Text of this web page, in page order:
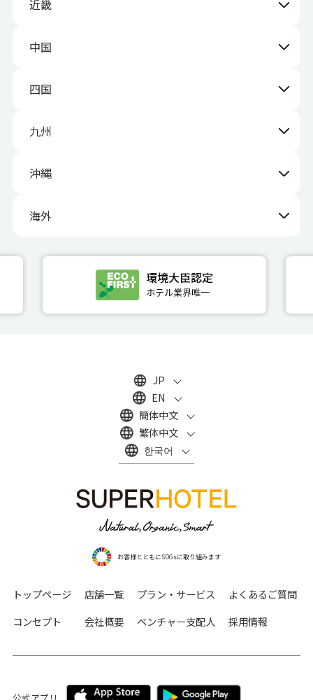
近畿
中国
四国
九州
沖縄
海外
JP
EN
簡体中文
繁体中文
한국어
お客様とともにSDGsに取り組みます
トップページ 店舗一覧 プラン・サービス
よくあるご質問
コンセプト
会社概要 ベンチャー支配人 採用情報
公式アプリ